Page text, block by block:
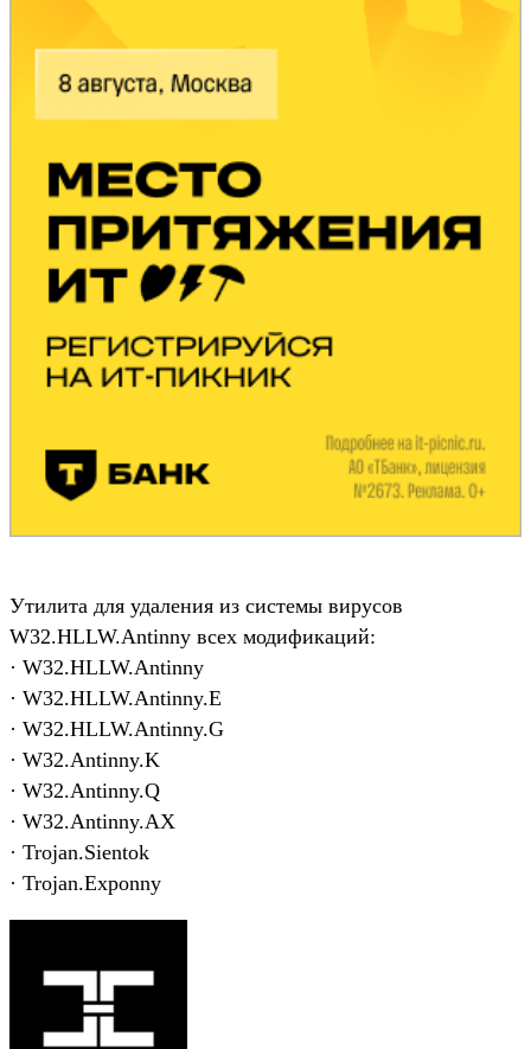
Утилита для удаления из системы вирусов
W32.HLLW.Antinny всех модификаций:
· W32.HLLW.Antinny
· W32.HLLW.Antinny.E
· W32.HLLW.Antinny.G
· W32.Antinny.K
· W32.Antinny.Q
· W32.Antinny.AX
· Trojan.Sientok
· Trojan.Exponny